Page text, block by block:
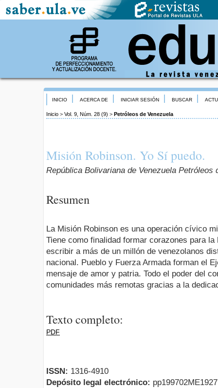
INICIO ACERCA DE INICIAR SESIÓN BUSCAR
Inicio > Vol. 9, Núm. 28 (9) > Petróleos de Venezuela
Misión Robinson. Yo Sí puedo.
República Bolivariana de Venezuela Petróleos
Resumen
La Misión Robinson es una operación cívico
Tiene como finalidad formar corazones para
escribir a más de un millón de venezolanos
nacional. Pueblo y Fuerza Armada forman el
mensaje de amor y patria. Todo el poder del
comunidades más remotas gracias a la
Texto completo:
PDF
ISSN: 1316-4910
Depósito legal electrónico: